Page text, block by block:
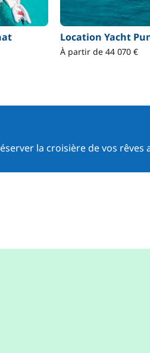
Location Yacht
À partir de 44 070 €
la croisière de vos rêves